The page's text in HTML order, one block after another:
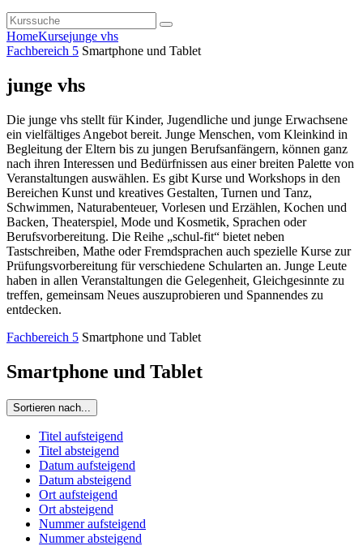
HomeKursejunge vhs
Fachbereich 5 Smartphone und Tablet
junge vhs
Die junge vhs stellt für Kinder, Jugendliche und junge Erwachsene
ein vielfältiges Angebot bereit. Junge Menschen, vom Kleinkind in
Begleitung der Eltern bis zu jungen Berufsanfängern, können ganz
nach ihren Interessen und Bedürfnissen aus einer breiten Palette von
Veranstaltungen auswählen. Es gibt Kurse und Workshops in den
Bereichen Kunst und kreatives Gestalten, Turnen und Tanz,
Schwimmen, Naturabenteuer, Vorlesen und Erzählen, Kochen und
Backen, Theaterspiel, Mode und Kosmetik, Sprachen oder
Berufsvorbereitung. Die Reihe „schul-fit“ bietet neben
Tastschreiben, Mathe oder Fremdsprachen auch spezielle Kurse zur
Prüfungsvorbereitung für verschiedene Schularten an. Junge Leute
haben in allen Veranstaltungen die Gelegenheit, Gleichgesinnte zu
treffen, gemeinsam Neues auszuprobieren und Spannendes zu
entdecken.
Fachbereich 5 Smartphone und Tablet
Smartphone und Tablet
Sortieren nach...
Titel aufsteigend
Titel absteigend
Datum aufsteigend
Datum absteigend
Ort aufsteigend
Ort absteigend
Nummer aufsteigend
Nummer absteigend